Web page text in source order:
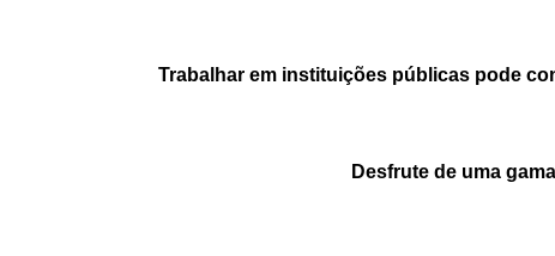
Trabalhar em instituições públicas pode
Desfrute de uma